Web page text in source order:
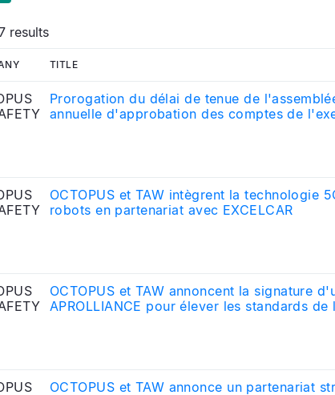
results
TITLE
Prorogation du délai de tenue de
annuelle d'approbation des comptes de
OCTOPUS et TAW intègrent la technologie
robots en partenariat avec EXCELCAR
OCTOPUS et TAW annoncent la signature
APROLLIANCE pour élever les standards
OCTOPUS et TAW annonce un partenariat